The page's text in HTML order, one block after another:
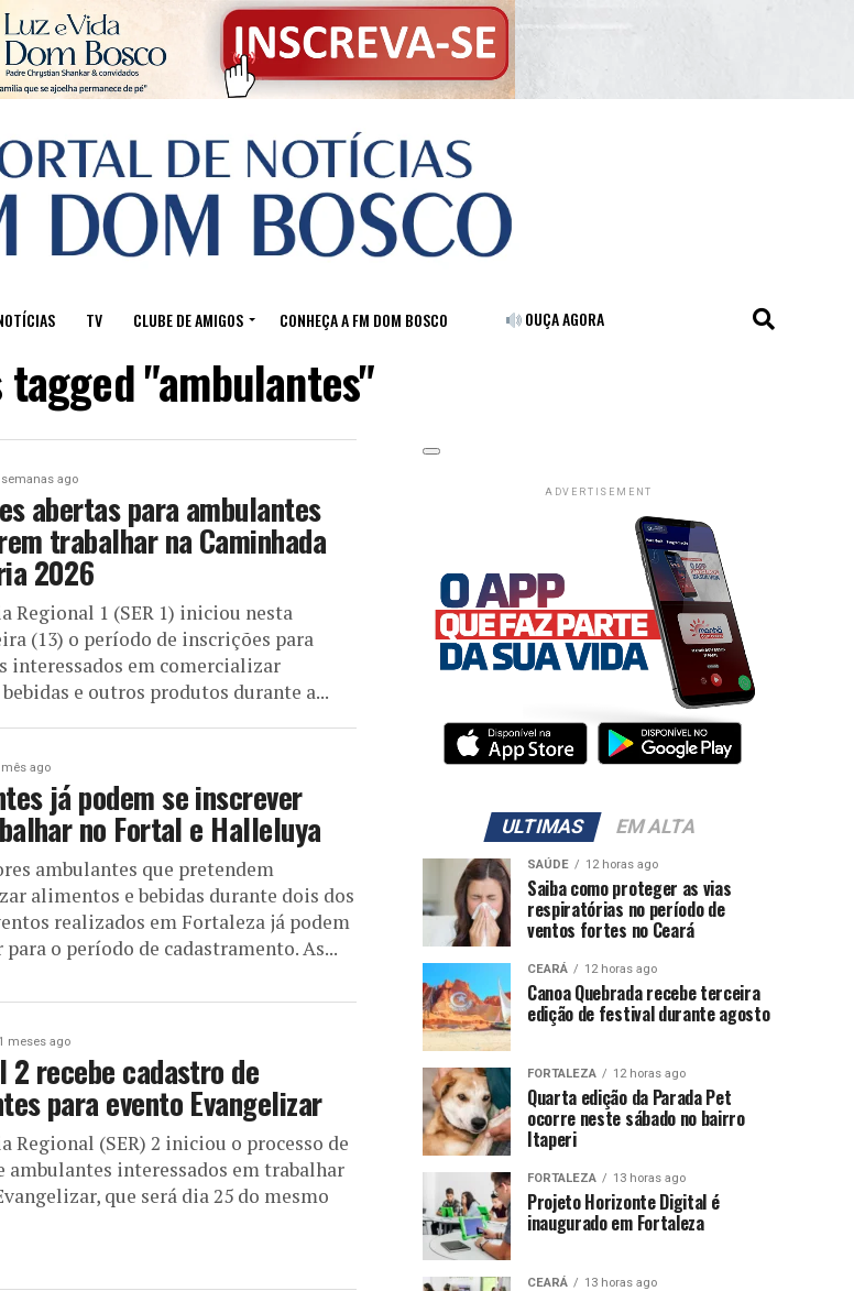
TV CLUBE DE AMIGOS CONHEÇA A FM DOM BOSCO OUÇA AGORA
"ambulantes"
ago
abertas para ambulantes
trabalhar na Caminhada
2026
Regional 1 (SER 1) iniciou nesta
(13) o período de inscrições para
interessados em comercializar
e outros produtos durante a...
mês ago
já podem se inscrever
no Fortal e Halleluya
ambulantes que pretendem
alimentos e bebidas durante dois dos
realizados em Fortaleza já podem
para o período de cadastramento. As...
meses ago
2 recebe cadastro de
para evento Evangelizar
Regional (SER) 2 iniciou o processo de
ambulantes interessados em trabalhar
que será dia 25 do mesmo
ADVERTISEMENT
ULTIMAS EM ALTA
SAÚDE 12 horas ago
Saiba como proteger as vias
respiratórias no período de
ventos fortes no Ceará
CEARÁ 12 horas ago
Canoa Quebrada recebe terceira
edição de festival durante agosto
FORTALEZA 12 horas ago
Quarta edição da Parada Pet
ocorre neste sábado no bairro
Itaperi
FORTALEZA 13 horas ago
Projeto Horizonte Digital é
inaugurado em Fortaleza
CEARÁ 13 horas ago